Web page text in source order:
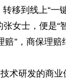
移到线上“一
女士，便是“
”，商保理
术研发的商